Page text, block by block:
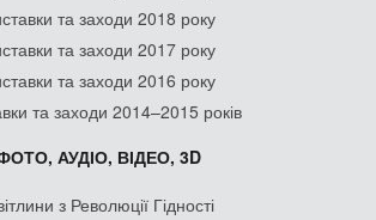
та заходи 2018 року
та заходи 2017 року
та заходи 2016 року
та заходи 2014–2015 років
АУДІО, ВІДЕО, 3D
з Революції Гідності